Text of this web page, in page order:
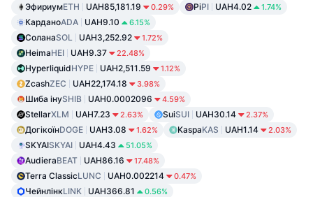
ЭфириумETH UAH85,181.19 0.29% PiPI UAH4.02 1.74%
КарданоADA UAH9.10 6.15%
СоланаSOL UAH3,252.92 1.72%
HeimaHEI UAH9.37 22.48%
HyperliquidHYPE UAH2,511.59 1.12%
ZcashZEC UAH22,174.18 3.98%
Шиба інуSHIB UAH0.0002096 4.59%
StellarXLM UAH7.23 2.63% SuiSUI UAH30.14 2.37%
ДогікоїнDOGE UAH3.08 1.62% KaspaKAS UAH1.14 2.03%
SKYAISKYAI UAH4.43 51.05%
AudieraBEAT UAH86.16 17.48%
Terra ClassicLUNC UAH0.002214 0.47%
ЧейнлінкLINK UAH366.81 0.56%